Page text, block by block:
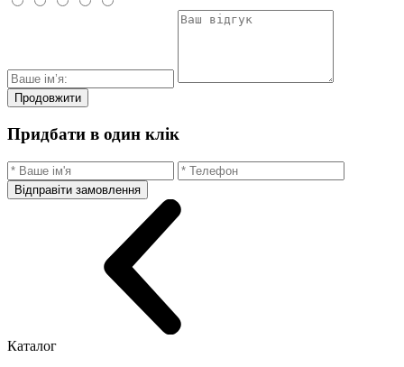
Продовжити
Придбати в один клік
Відправіти замовлення
Каталог